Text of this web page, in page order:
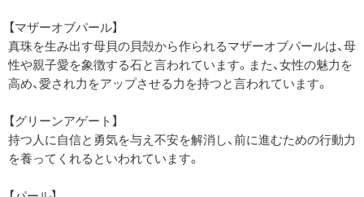
【マザーオブパール】
真珠を生み出す母貝の貝殻から作られるマザーオブパールは、母
性や親子愛を象徴する石と言われています。また、女性の魅力を
高め、愛され力をアップさせる力を持つと言われています。
【グリーンアゲート】
持つ人に自信と勇気を与え不安を解消し、前に進むための行動力
を養ってくれるといわれています。